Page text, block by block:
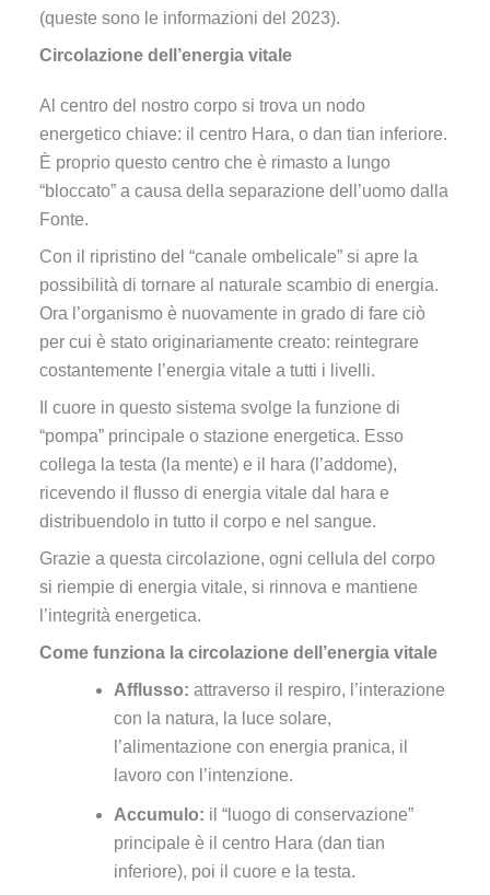
(queste sono le informazioni del 2023).
Circolazione dell’energia vitale
Al centro del nostro corpo si trova un nodo
energetico chiave: il centro Hara, o dan tian inferiore.
È proprio questo centro che è rimasto a lungo
“bloccato” a causa della separazione dell’uomo dalla
Fonte.
Con il ripristino del “canale ombelicale” si apre la
possibilità di tornare al naturale scambio di energia.
Ora l’organismo è nuovamente in grado di fare ciò
per cui è stato originariamente creato: reintegrare
costantemente l’energia vitale a tutti i livelli.
Il cuore in questo sistema svolge la funzione di
“pompa” principale o stazione energetica. Esso
collega la testa (la mente) e il hara (l’addome),
ricevendo il flusso di energia vitale dal hara e
distribuendolo in tutto il corpo e nel sangue.
Grazie a questa circolazione, ogni cellula del corpo
si riempie di energia vitale, si rinnova e mantiene
l’integrità energetica.
Come funziona la circolazione dell’energia vitale
Afflusso: attraverso il respiro, l’interazione
con la natura, la luce solare,
l’alimentazione con energia pranica, il
lavoro con l’intenzione.
Accumulo: il “luogo di conservazione”
principale è il centro Hara (dan tian
inferiore), poi il cuore e la testa.